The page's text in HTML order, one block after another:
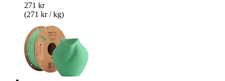
271 kr
(271 kr / kg)